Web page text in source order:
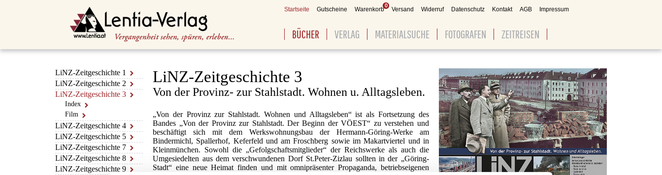
Startseite Gutscheine Warenkorb
0
Versand Widerruf Datenschutz Kontakt AGB Impressum
BÜCHER VERLAG MATERIALSUCHE FOTOGRAFEN ZEITREISEN
LiNZ-Zeitgeschichte 1
LiNZ-Zeitgeschichte 2
LiNZ-Zeitgeschichte 3
Index
Film
LiNZ-Zeitgeschichte 4
LiNZ-Zeitgeschichte 5
LiNZ-Zeitgeschichte 7
LiNZ-Zeitgeschichte 8
LiNZ-Zeitgeschichte 9
LiNZ-Zeitgeschichte 3
Von der Provinz- zur Stahlstadt. Wohnen u. Alltagsleben.
„Von der Provinz zur Stahlstadt. Wohnen und Alltagsleben“ ist als Fortsetzung des
Bandes „Von der Provinz zur Stahlstadt. Der Beginn der VÖEST“ zu verstehen und
beschäftigt sich mit dem Werkswohnungsbau der Hermann-Göring-Werke am
Bindermichl, Spallerhof, Keferfeld und am Froschberg sowie im Makartviertel und in
Kleinmünchen. Sowohl die „Gefolgschaftsmitglieder“ der Reichswerke als auch die
Umgesiedelten aus dem verschwundenen Dorf St.Peter-Zizlau sollten in der „Göring-
Stadt“ eine neue Heimat finden und mit omnipräsenter Propaganda, betriebseigenen